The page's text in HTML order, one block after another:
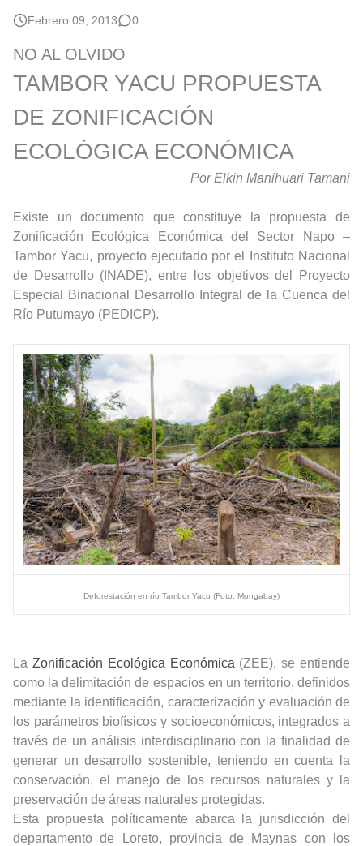
Febrero 09, 2013 0
NO AL OLVIDO
TAMBOR YACU PROPUESTA
DE ZONIFICACIÓN
ECOLÓGICA ECONÓMICA
Por Elkin Manihuari Tamani
Existe un documento que constituye la propuesta de
Zonificación Ecológica Económica del Sector Napo –
Tambor Yacu, proyecto ejecutado por el Instituto Nacional
de Desarrollo (INADE), entre los objetivos del Proyecto
Especial Binacional Desarrollo Integral de la Cuenca del
Río Putumayo (PEDICP).
Deforestación en río Tambor Yacu (Foto: Mongabay)
La Zonificación Ecológica Económica (ZEE), se entiende
como la delimitación de espacios en un territorio, definidos
mediante la identificación, caracterización y evaluación de
los parámetros biofísicos y socioeconómicos, integrados a
través de un análisis interdisciplinario con la finalidad de
generar un desarrollo sostenible, teniendo en cuenta la
conservación, el manejo de los recursos naturales y la
preservación de áreas naturales protegidas.
Esta propuesta políticamente abarca la jurisdicción del
departamento de Loreto, provincia de Maynas con los